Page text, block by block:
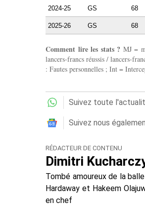
2024-25 GS 68
2025-26 GS 68
Comment lire les stats ? MJ =
lancers-francs réussis / lancers-
: Fautes personnelles ; Int =
Suivez toute
Suivez nous
RÉDACTEUR DE CONTENU
Dimitri
Tombé amoureux de la
Hardaway et Hakeem
en chef